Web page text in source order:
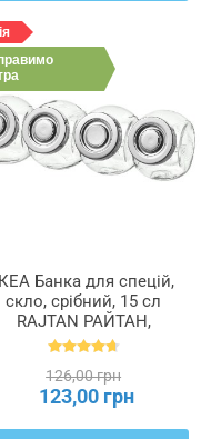
Банка для спецій,
скло, срібний, 15 сл
RAJTAN РАЙТАН,
400.647.02
126,00 грн
123,00 грн